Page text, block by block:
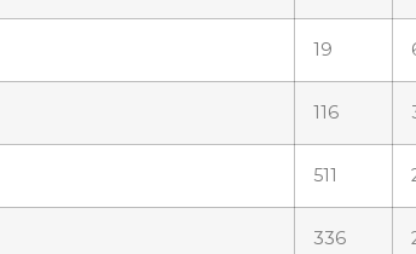
19
116
511
336